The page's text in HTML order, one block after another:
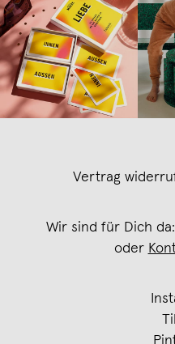
Vertrag
Wir sind für Dich da:
oder